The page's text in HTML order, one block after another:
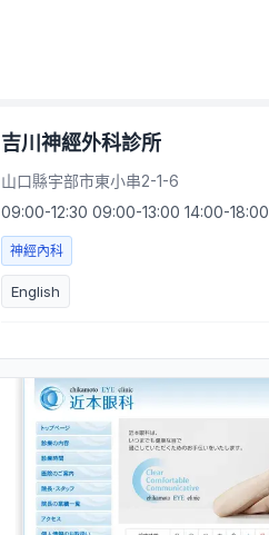
吉川神經外科診所
山口縣宇部市東小串2-1-6
09:00-12:30 09:00-13:00 14:00-18:00
神經內科
English